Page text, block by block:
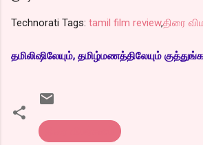
Technorati Tags: tamil film review,திரை
தமிலிஷிலேயும், தமிழ்மணத்திலேயும்